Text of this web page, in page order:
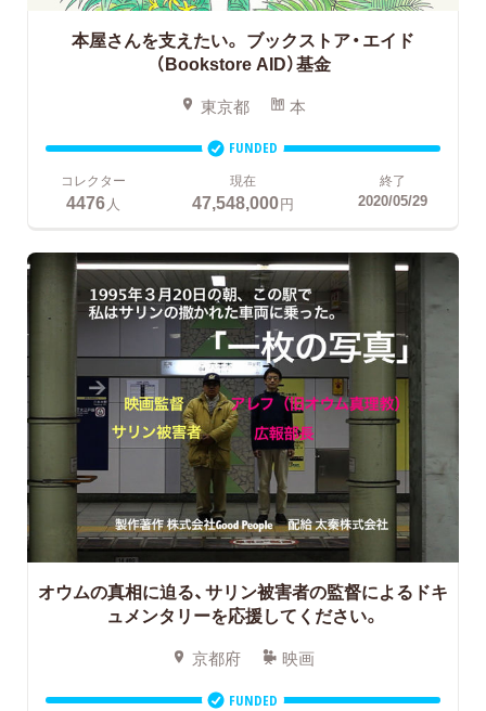
本屋さんを支えたい。 ブックストア・エイド
（Bookstore AID）基金
東京都 本
FUNDED
コレクター
4476 人
現在
47,548,000円
終了
2020/05/29
オウムの真相に迫る、サリン被害者の監督によるドキ
ュメンタリーを応援してください。
京都府 映画
FUNDED